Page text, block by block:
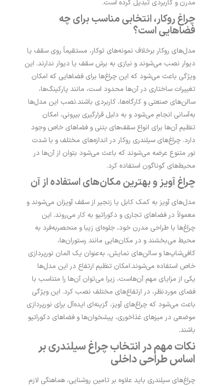
مدرن و کاربردی تبدیل کرده است.
چراغ روکار، انتخابی مناسب برای چه
فضاهایی است؟
مدل‌های روکار برخلاف نمونه‌های توکار، مستقیماً روی سقف یا
دیوار نصب می‌شوند و نیازی به برش سقف یا دیوار ندارند. این
ویژگی باعث می‌شود که این چراغ‌ها برای فضاهایی که امکان
تغییرات ساختاری در آن‌ها محدود است، مانند پارکینگ‌ها،
سالن‌های صنعتی و کارگاه‌ها، کاربردی باشند.نصب این مدل‌ها
به‌آسانی انجام می‌شود و به دلیل قرارگیری بیرونی، امکان
تنظیم آن‌ها برای انواع سقف‌های بتنی و فضاهای خاص وجود
دارد. چراغ‌های سیلندری روکار در اندازه‌های مختلف و با شدت
نور متنوع عرضه می‌شوند که باعث می‌شود بتوان از آن‌ها در
محیط‌های گوناگون استفاده کرد.
چراغ آویز و بهترین مکان‌های استفاده از آن
مدل‌های آویز به کمک کابل یا زنجیر از سقف آویزان می‌شوند و
معمولاً در فضاهای تجاری و دکوراتیو به کار می‌روند. این
چراغ‌ها با طراحی مدرن خود، جلوه‌ای زیبا و منحصربه‌فرد به
محیط می‌بخشند و در مکان‌هایی مانند رستوران‌ها،
کافی‌شاپ‌ها و سالن‌های نمایش، به‌عنوان یک المان نورپردازی
خاص استفاده می‌شوند.امکان تنظیم ارتفاع در این مدل‌ها
یکی از مزایای مهم آن‌هاست، زیرا می‌توان آن‌ها را متناسب با
فضای موردنظر، در ارتفاع‌های مختلف نصب کرد. این ویژگی
باعث می‌شود که چراغ‌های آویز، گزینه‌ای ایده‌آل برای نورپردازی
موضعی در میزهای غذاخوری، پیشخوان‌ها و فضاهای دکوراتیو
باشند.
نکات مهم در انتخاب چراغ سیلندری بر
اساس طراحی داخلی
چراغ‌های سیلندری باید علاوه بر تامین روشنایی، هماهنگی لازم